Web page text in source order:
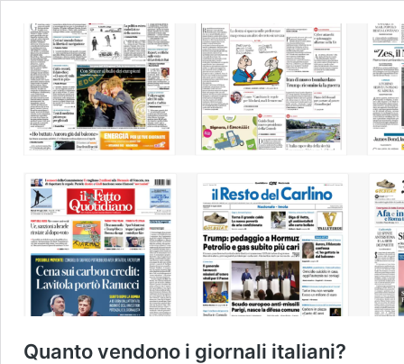
Quanto vendono i giornali italiani?